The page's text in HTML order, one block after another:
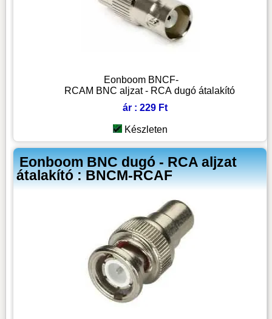
Eonboom BNCF-
RCAM BNC aljzat - RCA dugó átalakító
ár : 229 Ft
Készleten
Eonboom BNC dugó - RCA aljzat
átalakító : BNCM-RCAF